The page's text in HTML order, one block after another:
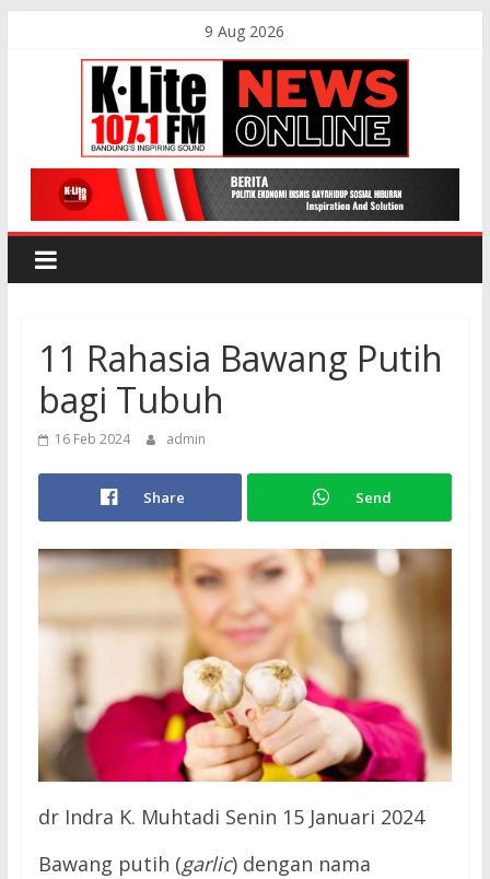
9 Aug 2026
K-
Lite
Bandung
Online
News
11 Rahasia Bawang Putih
bagi Tubuh
16 Feb 2024 admin
Share Send
dr Indra K. Muhtadi Senin 15 Januari 2024
Bawang putih (garlic) dengan nama